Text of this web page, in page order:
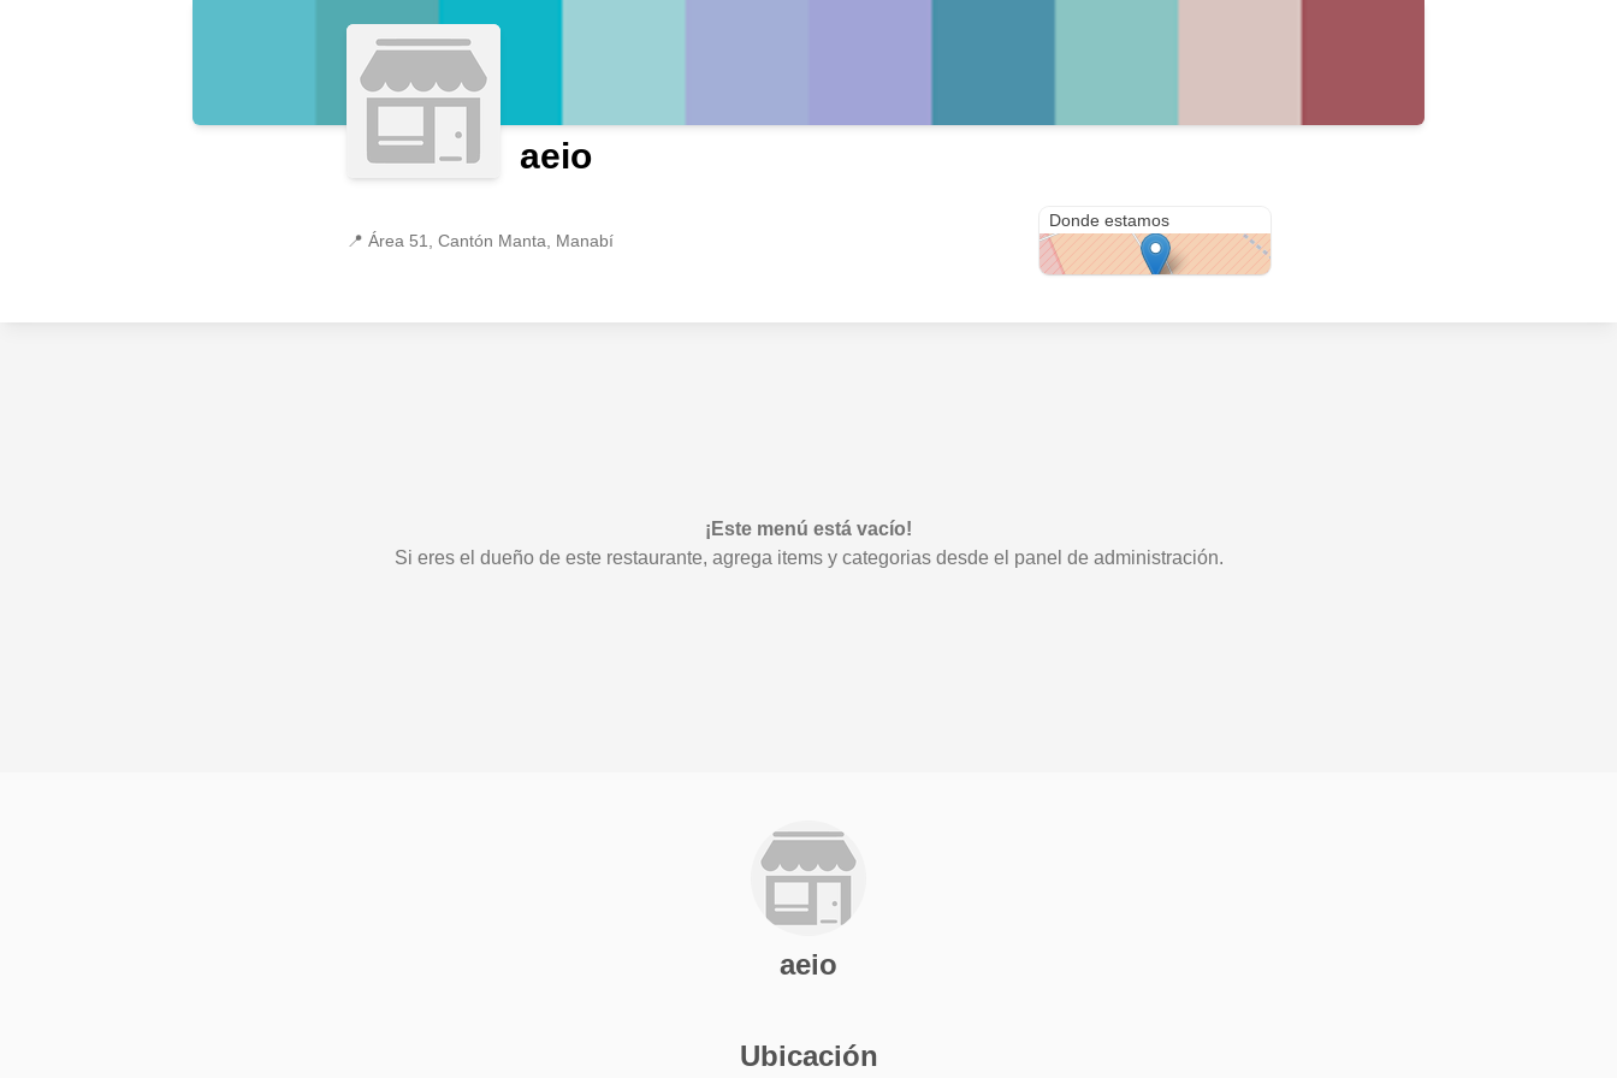
aeio
📍 Área 51, Cantón Manta, Manabí
Donde estamos
¡Este menú está vacío!
Si eres el dueño de este restaurante, agrega items y categorias desde el panel de administración.
aeio
Ubicación